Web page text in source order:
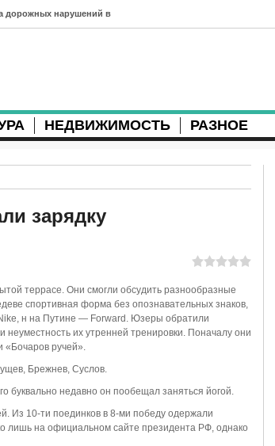
дорожных нарушений в
области контролирует
форум усилит
в Архангельске: яркие
Vitronic
НЕДВИЖИМОСТЬ РАЗНОЕ
зарядку
террасе. Они смогли обсудить разнообразные
спортивная форма без опознавательных знаков,
н на Путине — Forward. Юзеры обратили
их утренней тренировки. Поначалу они
«Бочаров ручей».
Брежнев, Суслов.
буквально недавно он пообещал заняться йогой.
Из 10-ти поединков в 8-ми победу одержали
лишь на официальном сайте президента РФ, однако